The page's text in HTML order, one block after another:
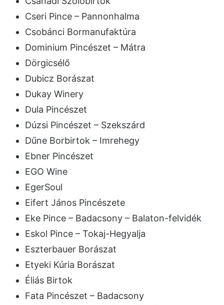
Cseri Pince – Pannonhalma
Csobánci Bormanufaktúra
Dominium Pincészet – Mátra
Dörgicsélő
Dubicz Borászat
Dukay Winery
Dula Pincészet
Dúzsi Pincészet – Szekszárd
Dűne Borbirtok – Imrehegy
Ebner Pincészet
EGO Wine
EgerSoul
Eifert János Pincészete
Eke Pince – Badacsony – Balaton-felvidék
Eskol Pince – Tokaj-Hegyalja
Eszterbauer Borászat
Etyeki Kúria Borászat
Éliás Birtok
Fata Pincészet – Badacsony